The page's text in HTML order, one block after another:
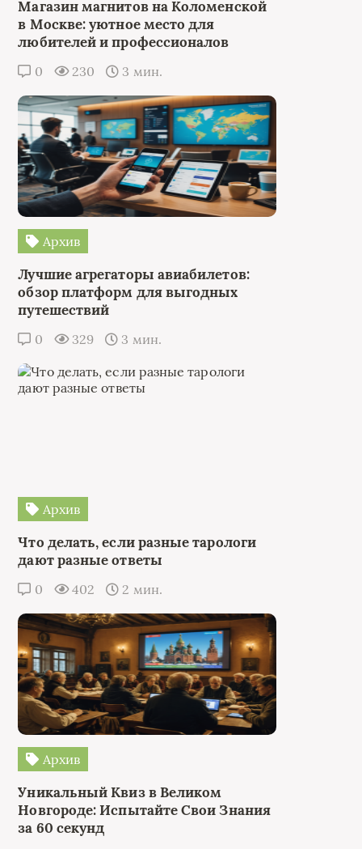
Магазин магнитов на Коломенской
в Москве: уютное место для
любителей и профессионалов
0 230 3 мин.
Архив
Лучшие агрегаторы авиабилетов:
обзор платформ для выгодных
путешествий
0 329 3 мин.
Архив
Что делать, если разные тарологи
дают разные ответы
0 402 2 мин.
Архив
Уникальный Квиз в Великом
Новгороде: Испытайте Свои Знания
за 60 секунд